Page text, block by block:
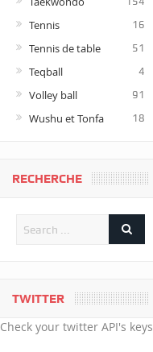
Tennis 16
Tennis de table 51
Teqball 4
Volley ball 91
Wushu et Tonfa 18
RECHERCHE
TWITTER
Check your twitter API's keys